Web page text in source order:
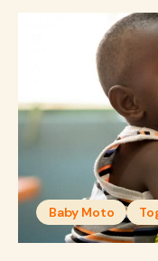
har varit med
verksamheten
som SOS-
href="https://
sos-mamma-
mig/
Baby Moto